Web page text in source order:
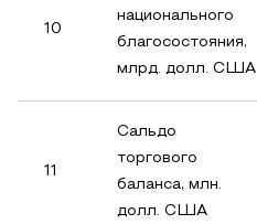
10
национального
благосостояния,
млрд. долл. США
11
Сальдо
торгового
баланса, млн.
долл. США